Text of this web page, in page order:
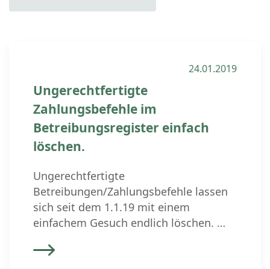
24.01.2019
Ungerechtfertigte
Zahlungsbefehle im
Betreibungsregister einfach
löschen.
Ungerechtfertigte
Betreibungen/Zahlungsbefehle lassen
sich seit dem 1.1.19 mit einem
einfachem Gesuch endlich löschen.
eines Zahlungsbefehls. Erfolgen sie zu